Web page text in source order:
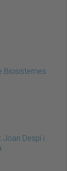
Biosistemes
Joan Despí i